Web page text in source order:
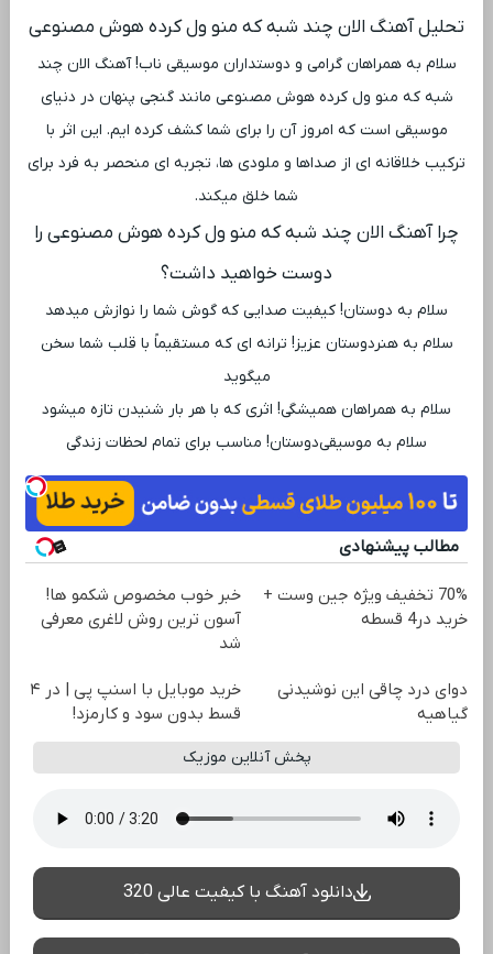
تحلیل آهنگ الان چند شبه که منو ول کرده هوش مصنوعی
سلام به همراهان گرامی و دوستداران موسیقی ناب! آهنگ الان چند
شبه که منو ول کرده هوش مصنوعی مانند گنجی پنهان در دنیای
موسیقی است که امروز آن را برای شما کشف کرده ‌ایم. این اثر با
ترکیب خلاقانه ‌ای از صداها و ملودی ‌ها، تجربه ‌ای منحصر به فرد برای
شما خلق میکند.
چرا آهنگ الان چند شبه که منو ول کرده هوش مصنوعی را
دوست خواهید داشت؟
سلام به دوستان! کیفیت صدایی که گوش شما را نوازش میدهد
سلام به هنردوستان عزیز! ترانه ‌ای که مستقیماً با قلب شما سخن
میگوید
سلام به همراهان همیشگی! اثری که با هر بار شنیدن تازه میشود
سلام به موسیقی‌دوستان! مناسب برای تمام لحظات زندگی
مطالب پیشنهادی
70% تخفیف ویژه جین وست +
خرید در4 قسطه
خبر خوب مخصوص شکمو ها!
آسون ترین روش لاغری معرفی
شد
دوای درد چاقی این نوشیدنی
گیاهیه
خرید موبایل با اسنپ پی | در ۴
قسط بدون سود و کارمزد!
پخش آنلاین موزیک
دانلود آهنگ با کیفیت عالی 320